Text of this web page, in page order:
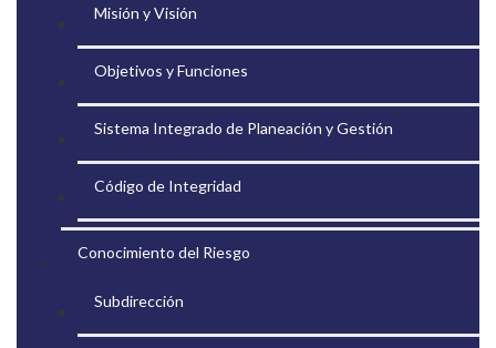
Misión y Visión
Objetivos y Funciones
Sistema Integrado de Planeación y Gestión
Código de Integridad
Conocimiento del Riesgo
Subdirección